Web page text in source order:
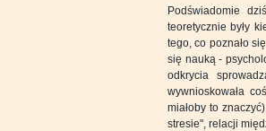
Podświadomie
teoretycznie były
tego, co poznało
się nauką -
odkrycia
wywnioskowała
miałoby to
stresie", relacji